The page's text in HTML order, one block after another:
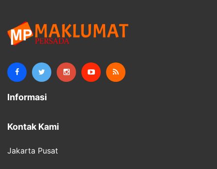
Informasi
Kontak Kami
Jakarta Pusat